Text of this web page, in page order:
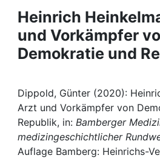
Projects
People
Awards
My FIS
Heinrich
und Vorkämpfer
Demokratie und
Dippold, Günter (2020):
Arzt und Vorkämpfer von
Republik, in: Bamberger
medizingeschichtlicher
Auflage Bamberg: Heinrichs-